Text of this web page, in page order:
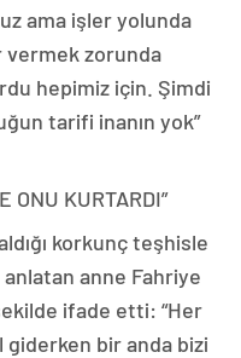
ama işler yolunda
vermek zorunda
hepimiz için. Şimdi
tarifi inanın yok”
ONU KURTARDI”
korkunç teşhisle
anne Fahriye
ifade etti: “Her
bir anda bizi